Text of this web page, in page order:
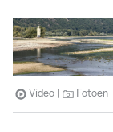
Video Fotoen